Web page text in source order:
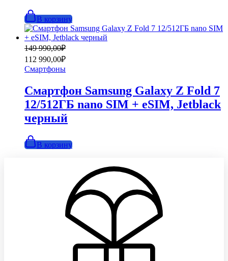
В корзину
149 990,00₽
Первоначальная
цена
составляла
149
112 990,00₽
Текущая
цена:
112
990,00₽.
Смартфоны
Смартфон Samsung Galaxy Z Fold 7
12/512ГБ nano SIM + eSIM, Jetblack
черный
В корзину